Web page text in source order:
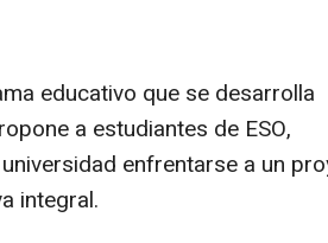
educativo que se desarrolla
a estudiantes de ESO,
enfrentarse a un
integral.